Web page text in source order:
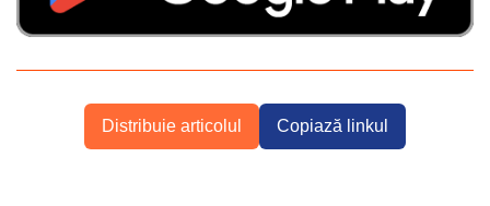
Distribuie articolul Copiază linkul